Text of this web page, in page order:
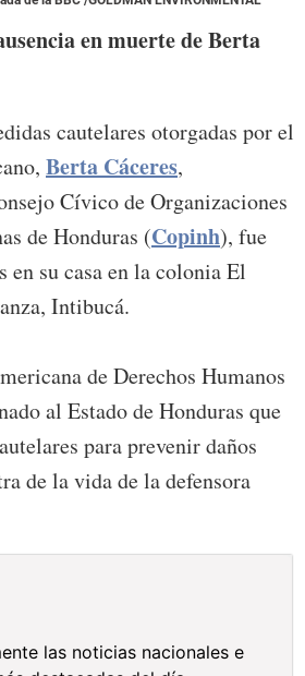
en muerte de Berta
cautelares otorgadas por el
Berta Cáceres,
Cívico de Organizaciones
de Honduras (Copinh), fue
en su casa en la colonia El
Intibucá.
de Derechos Humanos
al Estado de Honduras que
para prevenir daños
de la vida de la defensora
las noticias nacionales e